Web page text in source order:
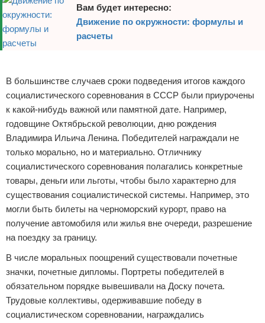
Вам будет интересно:
Движение по окружности: формулы и
расчеты
В большинстве случаев сроки подведения итогов каждого
социалистического соревнования в СССР были приурочены
к какой-нибудь важной или памятной дате. Например,
годовщине Октябрьской революции, дню рождения
Владимира Ильича Ленина. Победителей награждали не
только морально, но и материально. Отличнику
социалистического соревнования полагались конкретные
товары, деньги или льготы, чтобы было характерно для
существования социалистической системы. Например, это
могли быть билеты на черноморский курорт, право на
получение автомобиля или жилья вне очереди, разрешение
на поездку за границу.
В числе моральных поощрений существовали почетные
значки, почетные дипломы. Портреты победителей в
обязательном порядке вывешивали на Доску почета.
Трудовые коллективы, одерживавшие победу в
социалистическом соревновании, награждались